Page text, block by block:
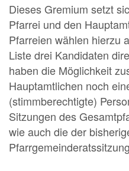
Dieses Gremium setzt
Pfarrei und den
Pfarreien wählen hierzu
Liste drei Kandidaten
haben die Möglichkeit
Hauptamtlichen noch
(stimmberechtigte)
Sitzungen des
wie auch die der